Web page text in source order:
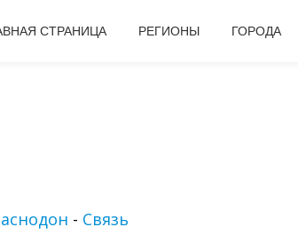
СТРАНИЦА РЕГИОНЫ ГОРОДА
- Связь